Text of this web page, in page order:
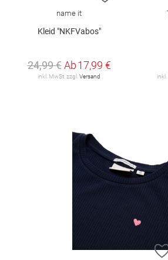
name it
Kleid "NKFVabos"
24,99 € Ab17,99 €
inkl. MwSt. zzgl. Versand inkl.